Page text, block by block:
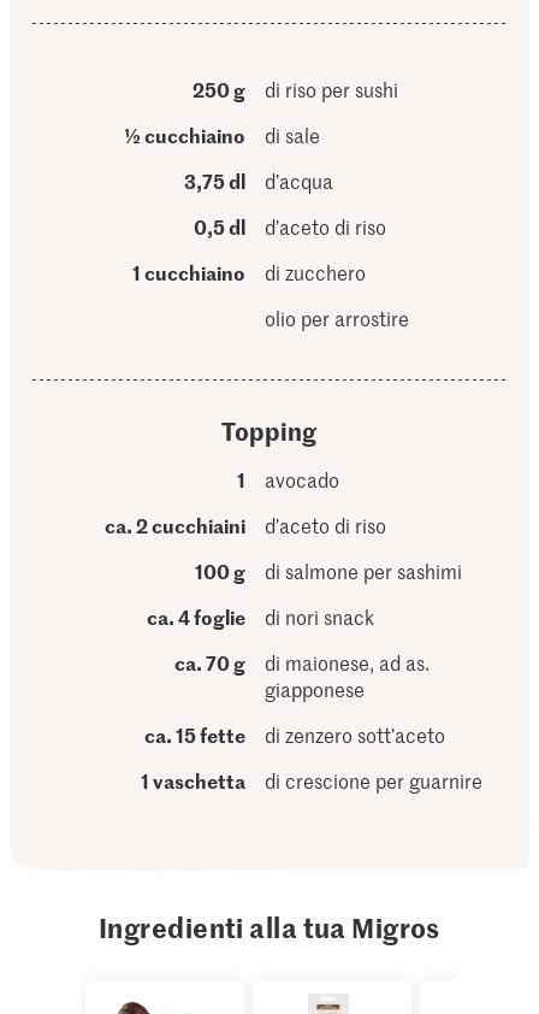
250 g
di riso per sushi
½ cucchiaino
di sale
3,75 dl
d’acqua
0,5 dl
d’aceto di riso
1 cucchiaino
di zucchero
olio per arrostire
Topping
1
avocado
ca. 2 cucchiaini
d’aceto di riso
100 g
di salmone per sashimi
ca. 4 foglie
di nori snack
ca. 70 g
di maionese, ad as.
giapponese
ca. 15 fette
di zenzero sott’aceto
1 vaschetta
di crescione per guarnire
Ingredienti alla tua Migros